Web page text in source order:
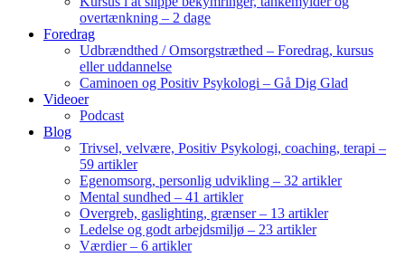
overtænkning – 2 dage
Foredrag
Udbrændthed / Omsorgstræthed – Foredrag, kursus
eller uddannelse
Caminoen og Positiv Psykologi – Gå Dig Glad
Videoer
Podcast
Blog
Trivsel, velvære, Positiv Psykologi, coaching, terapi –
59 artikler
Egenomsorg, personlig udvikling – 32 artikler
Mental sundhed – 41 artikler
Overgreb, gaslighting, grænser – 13 artikler
Ledelse og godt arbejdsmiljø – 23 artikler
Værdier – 6 artikler